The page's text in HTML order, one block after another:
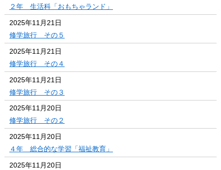
２年 生活科「おもちゃランド」
2025年11月21日
修学旅行 その５
2025年11月21日
修学旅行 その４
2025年11月21日
修学旅行 その３
2025年11月20日
修学旅行 その２
2025年11月20日
４年 総合的な学習「福祉教育」
2025年11月20日